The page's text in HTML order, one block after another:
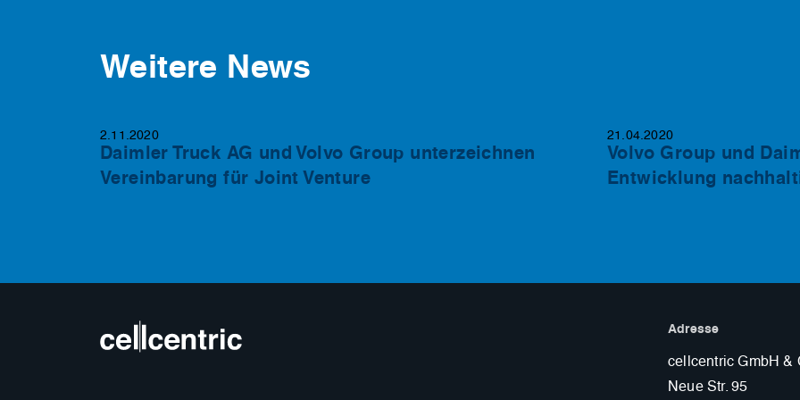
Weitere News
2.11.2020
Daimler Truck AG und Volvo Group unterzeichnen
Vereinbarung für Joint Venture
21.04.2020
Volvo Group und
Entwicklung
Adresse
cellcentric GmbH &
Neue Str. 95